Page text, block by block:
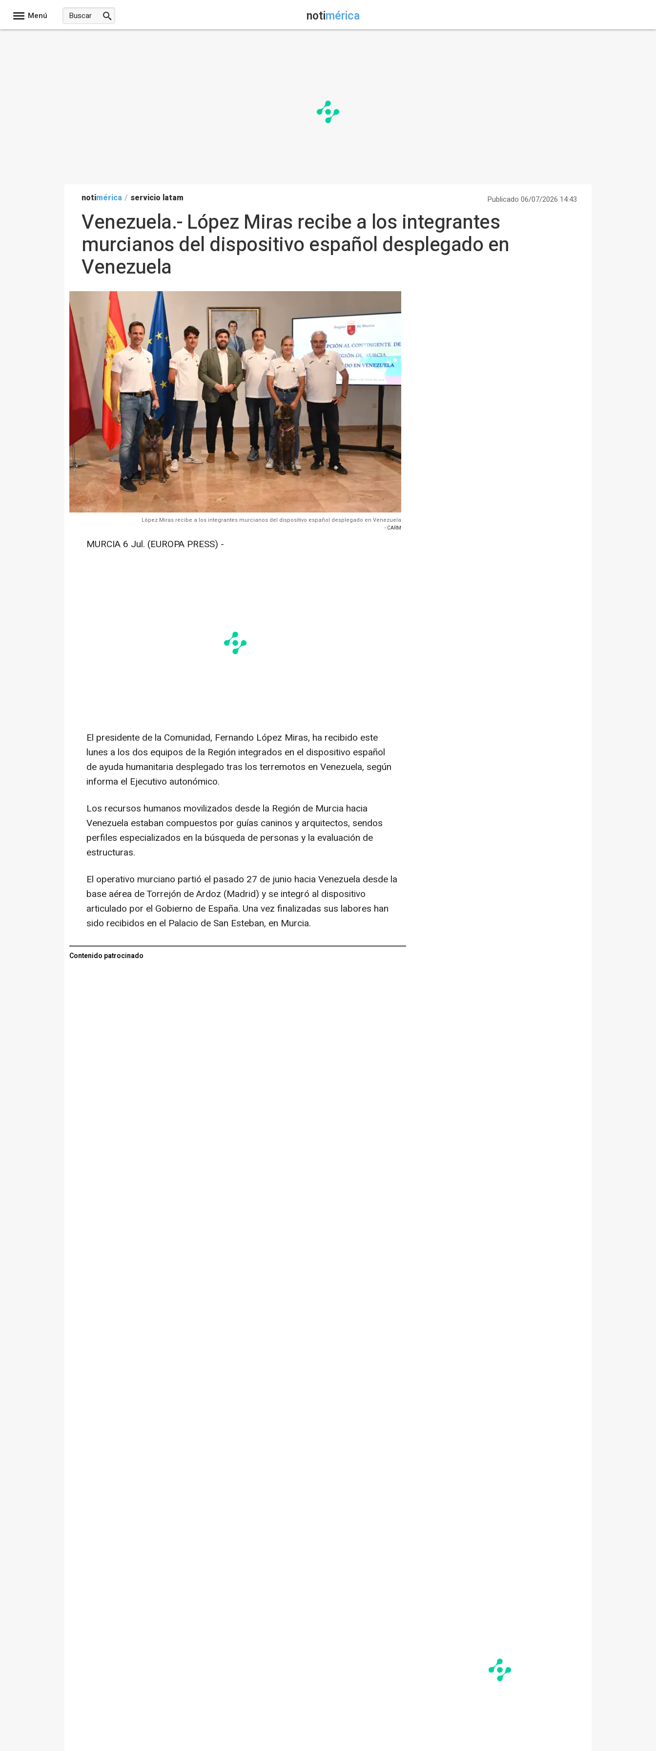
Menú notimérica
notimérica / servicio latam Publicado 06/07/2026 14:43
Venezuela.- López Miras recibe a los integrantes
murcianos del dispositivo español desplegado en
Venezuela
López Miras recibe a los integrantes murcianos del dispositivo español desplegado en Venezuela
- CARM
MURCIA 6 Jul. (EUROPA PRESS) -
El presidente de la Comunidad, Fernando López Miras, ha recibido este
lunes a los dos equipos de la Región integrados en el dispositivo español
de ayuda humanitaria desplegado tras los terremotos en Venezuela, según
informa el Ejecutivo autonómico.
Los recursos humanos movilizados desde la Región de Murcia hacia
Venezuela estaban compuestos por guías caninos y arquitectos, sendos
perfiles especializados en la búsqueda de personas y la evaluación de
estructuras.
El operativo murciano partió el pasado 27 de junio hacia Venezuela desde la
base aérea de Torrejón de Ardoz (Madrid) y se integró al dispositivo
articulado por el Gobierno de España. Una vez finalizadas sus labores han
sido recibidos en el Palacio de San Esteban, en Murcia.
Contenido patrocinado